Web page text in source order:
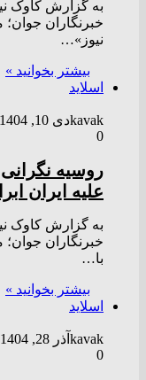
نیوز»…
بیشتر بخوانید »
اسلاید
kavakدی 10, 1404
0
روسیه
علیه ایران
خبرنگاران
با…
بیشتر بخوانید »
اسلاید
kavak آذر 28, 1404
0